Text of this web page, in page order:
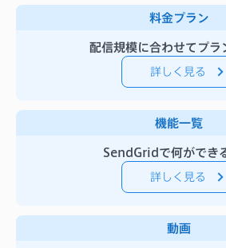
料金プラン
配信規模に合わせてプラ
詳しく見る
機能一覧
SendGridで何ができ
詳しく見る
動画